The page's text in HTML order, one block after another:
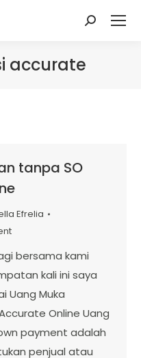
Search:
accurate
tanpa SO
Efrelia
bersama kami
kali ini saya
Uang Muka
Online Uang
payment adalah
penjual atau